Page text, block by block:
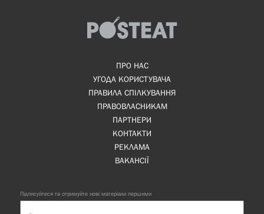
ПРО НАС
УГОДА КОРИСТУВАЧА
ПРАВИЛА СПІЛКУВАННЯ
ПРАВОВЛАСНИКАМ
ПАРТНЕРИ
КОНТАКТИ
РЕКЛАМА
ВАКАНСІЇ
Підписуйтеся та отримуйте нові матеріали першими